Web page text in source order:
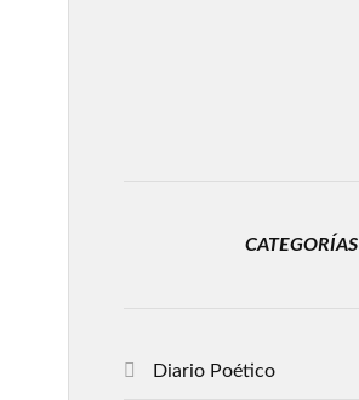
CATEGORÍAS
Diario Poético